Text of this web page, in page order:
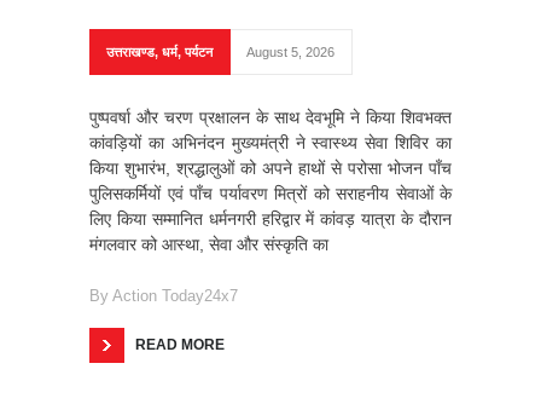
उत्तराखण्ड, धर्म,पर्यटन August 5, 2026
पुष्पवर्षा और चरण प्रक्षालन के साथ देवभूमि ने किया शिवभक्त
कांवड़ियों का अभिनंदन मुख्यमंत्री ने स्वास्थ्य सेवा शिविर का
किया शुभारंभ, श्रद्धालुओं को अपने हाथों से परोसा भोजन पाँच
पुलिसकर्मियों एवं पाँच पर्यावरण मित्रों को सराहनीय सेवाओं के
लिए किया सम्मानित धर्मनगरी हरिद्वार में कांवड़ यात्रा के दौरान
मंगलवार को आस्था, सेवा और संस्कृति का
By Action Today24x7
READ MORE